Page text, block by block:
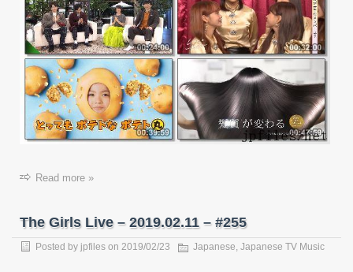
Read more »
The Girls Live – 2019.02.11 – #255
Posted by jpfiles on 2019/02/23 Japanese, Japanese TV Music